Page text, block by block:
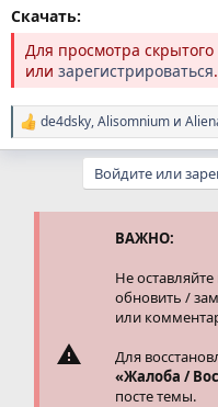
Скачать:
Для просмотра
или зарегистрироваться.
Р
е
de4dsky,Alisomnium и
Войдите или
ВАЖНО:
Не
обновить /
или
Для
«Жалоба /
посте темы.